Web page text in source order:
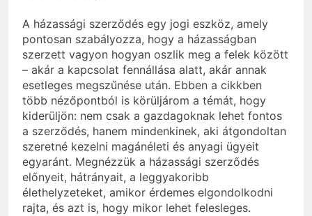
A házassági szerződés egy jogi eszköz, amely
pontosan szabályozza, hogy a házasságban
szerzett vagyon hogyan oszlik meg a felek között
– akár a kapcsolat fennállása alatt, akár annak
esetleges megszűnése után. Ebben a cikkben
több nézőpontból is körüljárom a témát, hogy
kiderüljön: nem csak a gazdagoknak lehet fontos
a szerződés, hanem mindenkinek, aki átgondoltan
szeretné kezelni magánéleti és anyagi ügyeit
egyaránt. Megnézzük a házassági szerződés
előnyeit, hátrányait, a leggyakoribb
élethelyzeteket, amikor érdemes elgondolkodni
rajta, és azt is, hogy mikor lehet felesleges.